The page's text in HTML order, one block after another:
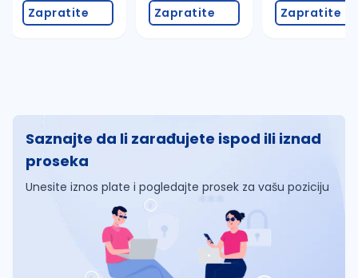
Zapratite Zapratite Zapratite
Saznajte da li zarađujete ispod ili iznad
proseka
Unesite iznos plate i pogledajte prosek za vašu poziciju